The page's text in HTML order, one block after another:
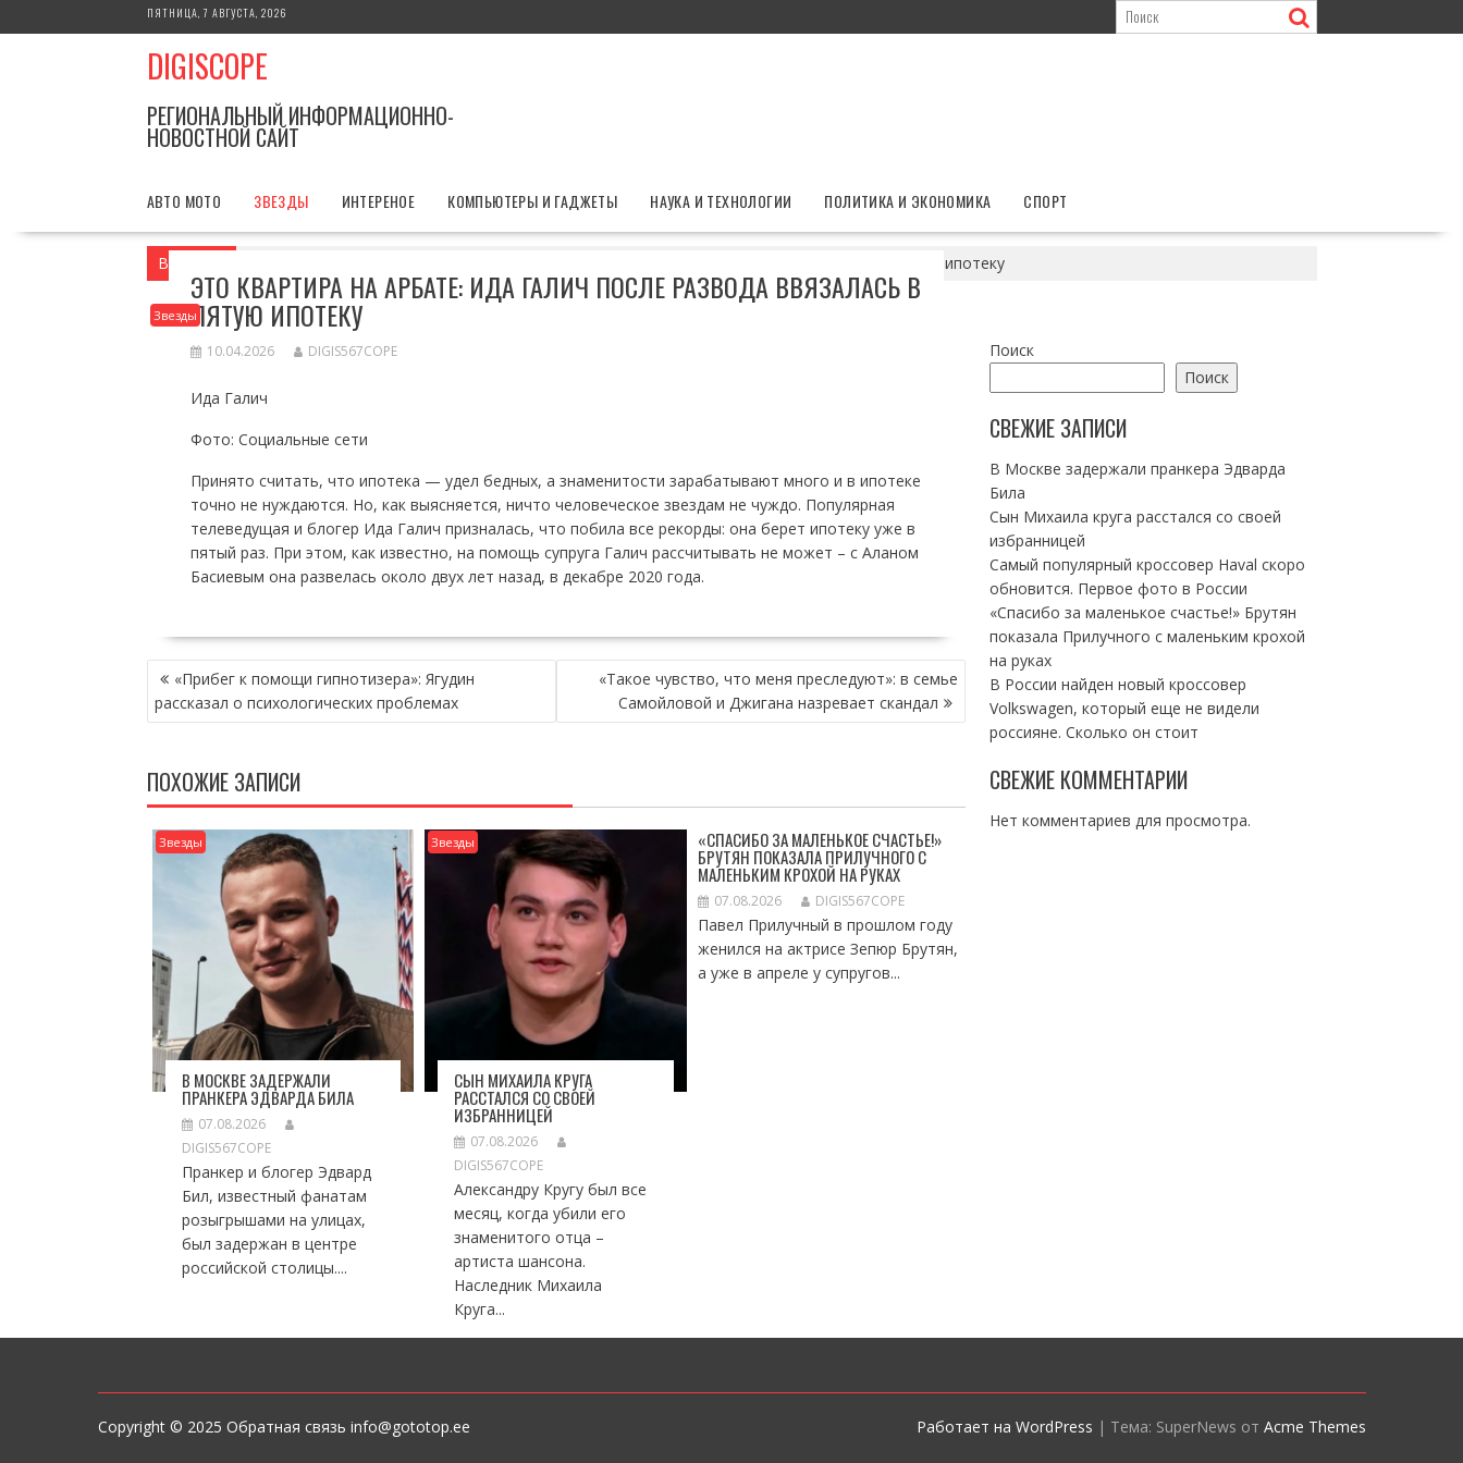
к
ПЯТНИЦА, 7 АВГУСТА, 2026
DIGISCOPE
РЕГИОНАЛЬНЫЙ ИНФОРМАЦИОННО-
НОВОСТНОЙ САЙТ
АВТО МОТО ЗВЕЗДЫ ИНТЕРЕНОЕ КОМПЬЮТЕРЫ И ГАДЖЕТЫ НАУКА И ТЕХНОЛОГИИ ПОЛИТИКА И ЭКОНОМИКА СПОРТ
Вы здесь Это квартира на Арбате: Ида Галич после развода ввязалась в пятую ипотеку
Звезды
ЭТО КВАРТИРА НА АРБАТЕ: ИДА ГАЛИЧ ПОСЛЕ РАЗВОДА ВВЯЗАЛАСЬ В
ПЯТУЮ ИПОТЕКУ
10.04.2026 DIGIS567COPE
Ида Галич
Фото: Социальные сети
Принято считать, что ипотека — удел бедных, а знаменитости зарабатывают много и в ипотеке
точно не нуждаются. Но, как выясняется, ничто человеческое звездам не чуждо. Популярная
телеведущая и блогер Ида Галич призналась, что побила все рекорды: она берет ипотеку уже в
пятый раз. При этом, как известно, на помощь супруга Галич рассчитывать не может – с Аланом
Басиевым она развелась около двух лет назад, в декабре 2020 года.
НАВИГАЦИЯ
ПО
ЗАПИСЯМ
«Прибег к помощи гипнотизера»: Ягудин
рассказал о психологических проблемах
«Такое чувство, что меня преследуют»: в семье
Самойловой и Джигана назревает скандал
ПОХОЖИЕ ЗАПИСИ
Звезды
В МОСКВЕ ЗАДЕРЖАЛИ
ПРАНКЕРА ЭДВАРДА БИЛА
07.08.2026
DIGIS567COPE
Пранкер и блогер Эдвард
Бил, известный фанатам
розыгрышами на улицах,
был задержан в центре
российской столицы....
Звезды
СЫН МИХАИЛА КРУГА
РАССТАЛСЯ СО СВОЕЙ
ИЗБРАННИЦЕЙ
07.08.2026
DIGIS567COPE
Александру Кругу был все
месяц, когда убили его
знаменитого отца –
артиста шансона.
Наследник Михаила
Круга...
«СПАСИБО ЗА МАЛЕНЬКОЕ СЧАСТЬЕ!»
БРУТЯН ПОКАЗАЛА ПРИЛУЧНОГО С
МАЛЕНЬКИМ КРОХОЙ НА РУКАХ
07.08.2026 DIGIS567COPE
Павел Прилучный в прошлом году
женился на актрисе Зепюр Брутян,
а уже в апреле у супругов...
Поиск
Поиск
СВЕЖИЕ ЗАПИСИ
В Москве задержали пранкера Эдварда
Била
Сын Михаила круга расстался со своей
избранницей
Самый популярный кроссовер Haval скоро
обновится. Первое фото в России
«Спасибо за маленькое счастье!» Брутян
показала Прилучного с маленьким крохой
на руках
В России найден новый кроссовер
Volkswagen, который еще не видели
россияне. Сколько он стоит
СВЕЖИЕ КОММЕНТАРИИ
Нет комментариев для просмотра.
Copyright © 2025 Обратная связь info@gototop.ee Работает на WordPress | Тема: SuperNews от Acme Themes